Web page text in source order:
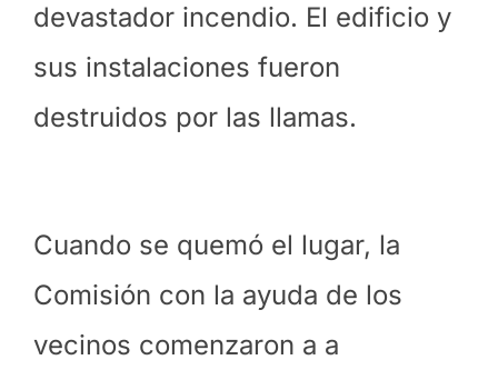
devastador incendio. El edificio y
sus instalaciones fueron
destruidos por las llamas.
Cuando se quemó el lugar, la
Comisión con la ayuda de los
vecinos comenzaron a a